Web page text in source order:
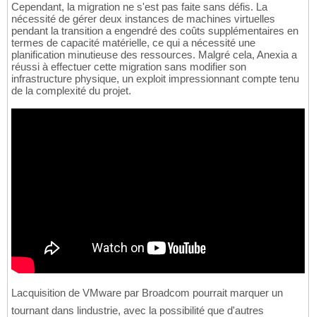
Cependant, la migration ne s'est pas faite sans défis. La
nécessité de gérer deux instances de machines virtuelles
pendant la transition a engendré des coûts supplémentaires en
termes de capacité matérielle, ce qui a nécessité une
planification minutieuse des ressources. Malgré cela, Anexia a
réussi à effectuer cette migration sans modifier son
infrastructure physique, un exploit impressionnant compte tenu
de la complexité du projet.
Lacquisition de VMware par Broadcom pourrait marquer un
tournant dans lindustrie, avec la possibilité que d'autres